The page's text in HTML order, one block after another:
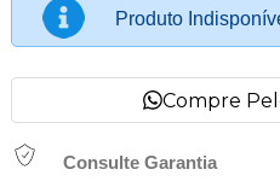
Produto
Compre
Consulte Garantia